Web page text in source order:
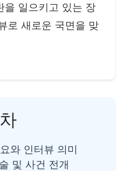
을 일으키고 있는 장
로 새로운 국면을 맞
와 인터뷰 의미
및 사건 전개